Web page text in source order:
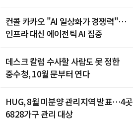
컨콜 카카오 "AI 일상화가 경쟁력"…
인프라 대신 에이전틱 AI 집중
데스크 칼럼 수사할 사람도 못 정한
중수청, 10월 문부터 연다
HUG, 8월 미분양 관리지역 발표…4곳
6828가구 관리 대상